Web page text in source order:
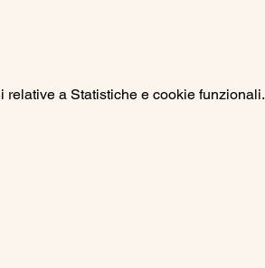
a Statistiche e cookie funzionali.